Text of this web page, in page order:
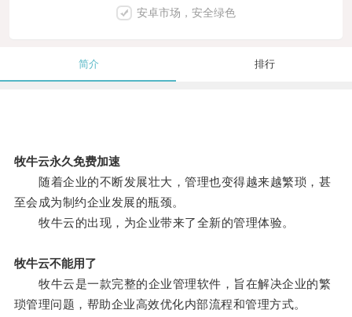
安卓市场，安全绿色
简介 排行
牧牛云永久免费加速
随着企业的不断发展壮大，管理也变得越来越繁琐，甚
至会成为制约企业发展的瓶颈。
牧牛云的出现，为企业带来了全新的管理体验。
牧牛云不能用了
牧牛云是一款完整的企业管理软件，旨在解决企业的繁
琐管理问题，帮助企业高效优化内部流程和管理方式。